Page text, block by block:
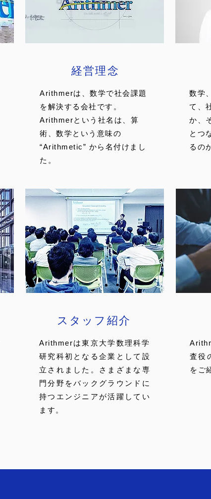
​経営理念​
Arithmerは、数学で社会課題
を解決する会社です。
Arithmerという社名は、算
術、数学という意味の
“Arithmetic” から名付けまし
た。
数学
て、
か、
とつ
るの
スタッフ紹介
Arithmerは東京大学数理科学
研究科初となる企業として設
立されました。さまざまな専
門分野をバックグラウンドに
持つエンジニアが活躍してい
ます。
査役
をご